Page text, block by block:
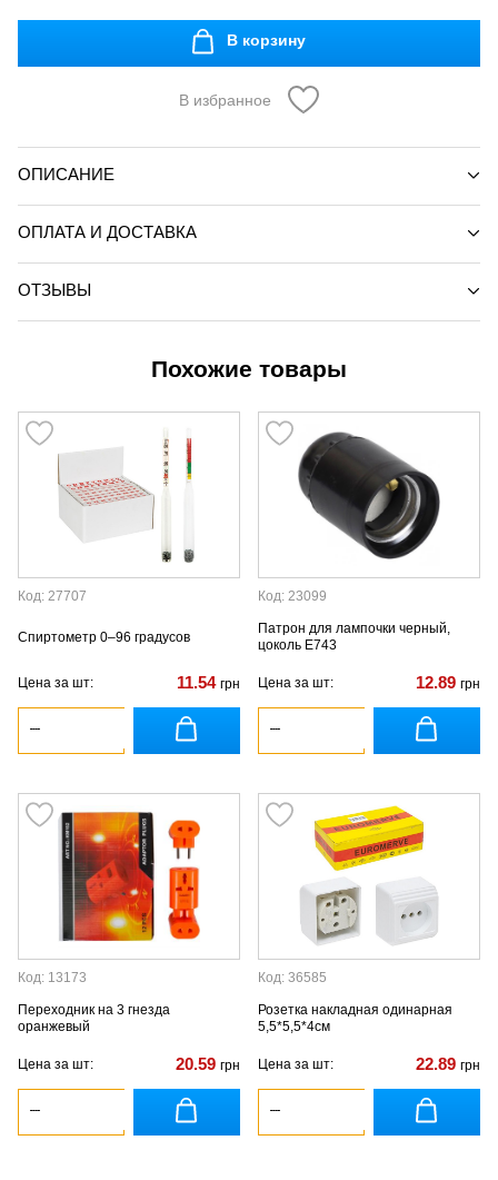
В корзину
В избранное
ОПИСАНИЕ
ОПЛАТА И ДОСТАВКА
ОТЗЫВЫ
Похожие товары
Код: 27707
Спиртометр 0–96 градусов
Цена за шт: 11.54 грн
Код: 23099
Патрон для лампочки черный,
цоколь Е743
Цена за шт: 12.89 грн
Код: 13173
Переходник на 3 гнезда
оранжевый
Цена за шт: 20.59 грн
Код: 36585
Розетка накладная одинарная
5,5*5,5*4см
Цена за шт: 22.89 грн